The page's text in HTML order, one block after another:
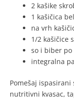
2 kašike
1 kašičica
na vrh
1/2 kašičice
so i biber po
integralna
Pomešaj
nutritivni kvasac,